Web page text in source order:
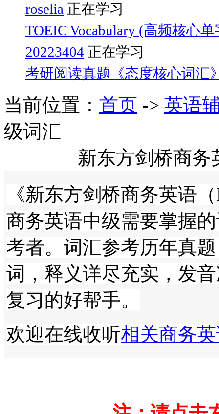
roselia 正在学习
TOEIC Vocabulary (高频核心
20223404 正在学习
考研阅读真题《态度核心词汇
当前位置： 首页 -> 英语
级词汇
新东方剑桥商务
《新东方剑桥商务英语
商务英语中级需要掌握
考者。词汇参考历年真
词，释义详尽充实，发
复习的好帮手。
欢迎在线收听相关商务